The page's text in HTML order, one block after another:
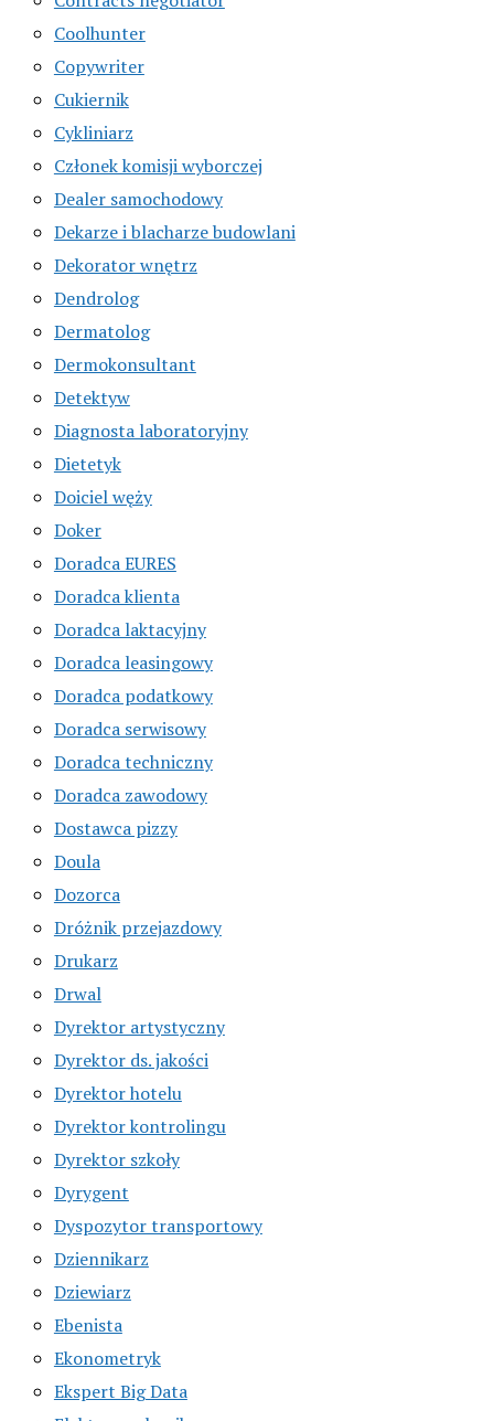
Coolhunter
Copywriter
Cukiernik
Cykliniarz
Członek komisji wyborczej
Dealer samochodowy
Dekarze i blacharze budowlani
Dekorator wnętrz
Dendrolog
Dermatolog
Dermokonsultant
Detektyw
Diagnosta laboratoryjny
Dietetyk
Doiciel węży
Doker
Doradca EURES
Doradca klienta
Doradca laktacyjny
Doradca leasingowy
Doradca podatkowy
Doradca serwisowy
Doradca techniczny
Doradca zawodowy
Dostawca pizzy
Doula
Dozorca
Dróżnik przejazdowy
Drukarz
Drwal
Dyrektor artystyczny
Dyrektor ds. jakości
Dyrektor hotelu
Dyrektor kontrolingu
Dyrektor szkoły
Dyrygent
Dyspozytor transportowy
Dziennikarz
Dziewiarz
Ebenista
Ekonometryk
Ekspert Big Data